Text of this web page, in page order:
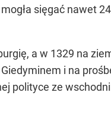
sięgać nawet
a w 1329 na
i na
polityce ze